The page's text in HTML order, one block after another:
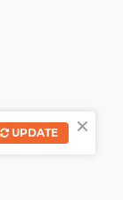
×
UPDATE